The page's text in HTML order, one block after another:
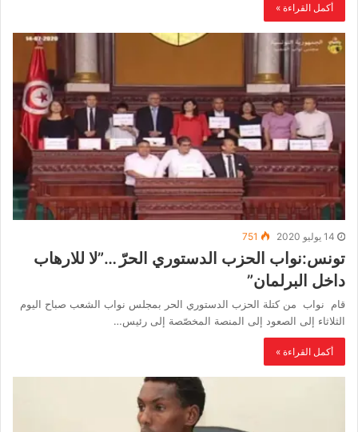
أكمل القراءة »
14 يوليو 2020 751
تونس:نواب الحزب الدستوري الحرّ …”لا للارهاب
داخل البرلمان”
قام نواب من كتلة الحزب الدستوري الحر بمجلس نواب الشعب صباح اليوم
الثلاثاء إلى الصعود إلى المنصة المخصّصة إلى رئيس…
أكمل القراءة »